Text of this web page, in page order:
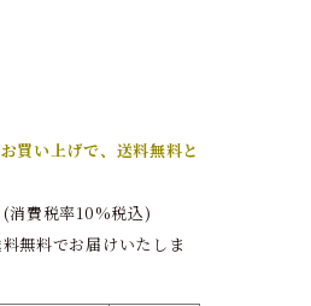
買い上げで、送料無料と
消費税率10%税込)
無料でお届けいたしま